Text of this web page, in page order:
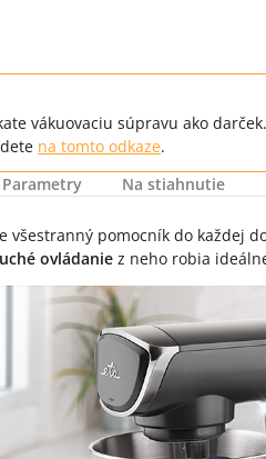
vákuovaciu súpravu ako
na tomto odkaze.
Parametry Na stiahnutie
všestranný pomocník do každej
ovládanie z neho robia